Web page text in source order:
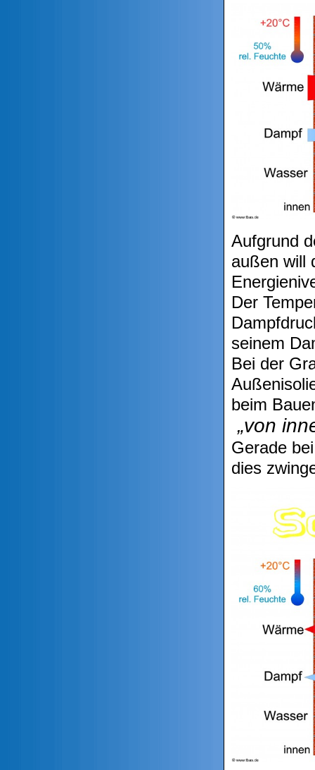
Aufgrund
außen will
Der
seinem
Bei der
beim
„von
Gerade
dies